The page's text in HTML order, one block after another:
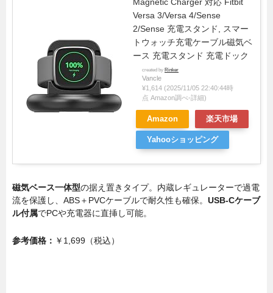
Versa 3/Versa 4/Sense
2/Sense 充電スタンド, スマー
トウォッチ充電ケーブル磁気ベ
ース 充電スタンド 充電ドック
created by Rinker
Vancle
¥1,614 (2025/11/05 22:40:44時
点 Amazon調べ-詳細)
Amazon 楽天市場
Yahooショッピング
磁気ベース一体型の据え置きタイプ。内蔵レギュレーターで過電
流を保護し、ABS＋PVCケーブルで耐久性も確保。 USB-Cケーブ
ル付属でPCや充電器に直挿し可能。
参考価格： ￥1,699（税込）